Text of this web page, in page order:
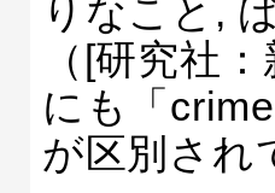
りなこと,
（[研究社
にも「
が区別され